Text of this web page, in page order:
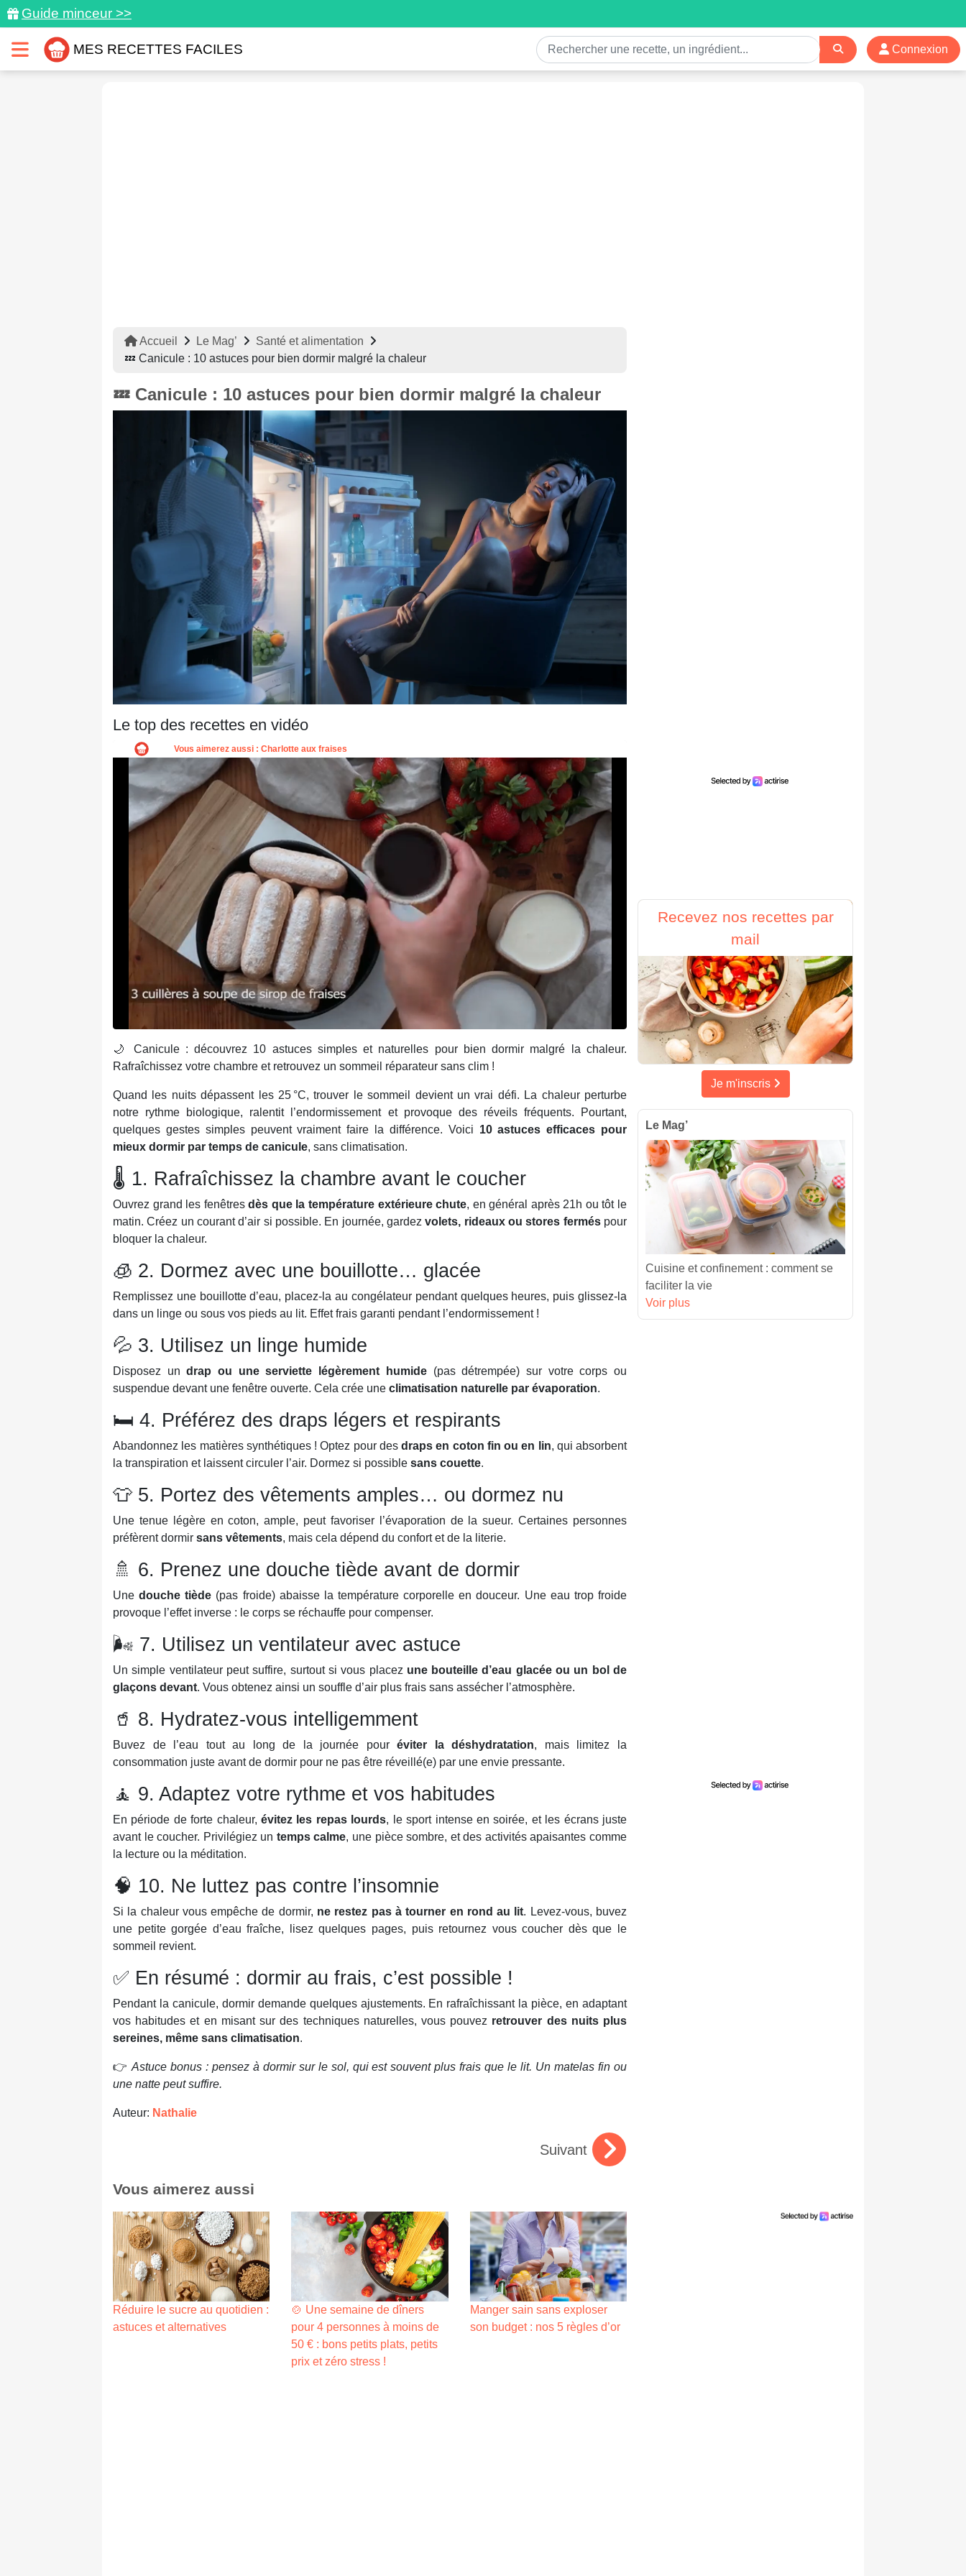
Guide minceur >>
MES RECETTES FACILES Connexion
Accueil Le Mag’
Santé et alimentation
💤 Canicule : 10 astuces pour bien dormir malgré la chaleur
💤 Canicule : 10 astuces pour bien dormir malgré la chaleur
Le top des recettes en vidéo
🌙 Canicule : découvrez 10 astuces simples et naturelles pour bien dormir malgré la chaleur.
Rafraîchissez votre chambre et retrouvez un sommeil réparateur sans clim !
Quand les nuits dépassent les 25 °C, trouver le sommeil devient un vrai défi. La chaleur perturbe
notre rythme biologique, ralentit l’endormissement et provoque des réveils fréquents. Pourtant,
quelques gestes simples peuvent vraiment faire la différence. Voici 10 astuces efficaces pour
mieux dormir par temps de canicule, sans climatisation.
🌡️ 1. Rafraîchissez la chambre avant le coucher
Ouvrez grand les fenêtresdès que la température extérieure chute, en général après 21h ou tôt le
matin. Créez un courant d’air si possible. En journée, gardezvolets, rideaux ou stores ferméspour
bloquer la chaleur.
🧊 2. Dormez avec une bouillotte… glacée
Remplissez une bouillotte d’eau, placez-la au congélateur pendant quelques heures, puis glissez-la
dans un linge ou sous vos pieds au lit. Effet frais garanti pendant l’endormissement !
💦 3. Utilisez un linge humide
Disposez undrap ou une serviette légèrement humide(pas détrempée) sur votre corps ou
suspendue devant une fenêtre ouverte. Cela crée une climatisation naturelle par évaporation.
🛏️ 4. Préférez des draps légers et respirants
Abandonnez les matières synthétiques ! Optez pour des draps en coton fin ou en lin, qui absorbent
la transpiration et laissent circuler l’air. Dormez si possible sans couette.
👕 5. Portez des vêtements amples… ou dormez nu
Une tenue légère en coton, ample, peut favoriser l’évaporation de la sueur. Certaines personnes
préfèrent dormir sans vêtements, mais cela dépend du confort et de la literie.
🚿 6. Prenez une douche tiède avant de dormir
Unedouche tiède (pas froide) abaisse la température corporelle en douceur. Une eau trop froide
provoque l’effet inverse : le corps se réchauffe pour compenser.
🌬️ 7. Utilisez un ventilateur avec astuce
Un simple ventilateur peut suffire, surtout si vous placez une bouteille d’eau glacée ou un bol de
glaçons devant. Vous obtenez ainsi un souffle d’air plus frais sans assécher l’atmosphère.
🥤 8. Hydratez-vous intelligemment
Buvez de l’eau tout au long de la journée pouréviter la déshydratation, mais limitez la
consommation juste avant de dormir pour ne pas être réveillé(e) par une envie pressante.
🧘 9. Adaptez votre rythme et vos habitudes
En période de forte chaleur,évitez les repas lourds, le sport intense en soirée, et les écrans juste
avant le coucher. Privilégiez un temps calme, une pièce sombre, et des activités apaisantes comme
la lecture ou la méditation.
🧠 10. Ne luttez pas contre l’insomnie
Si la chaleur vous empêche de dormir, ne restez pas à tourner en rond au lit. Levez-vous, buvez
une petite gorgée d’eau fraîche, lisez quelques pages, puis retournez vous coucher dès que le
sommeil revient.
✅ En résumé : dormir au frais, c’est possible !
Pendant la canicule, dormir demande quelques ajustements. En rafraîchissant la pièce, en adaptant
vos habitudes et en misant sur des techniques naturelles, vous pouvez retrouver des nuits plus
sereines, même sans climatisation.
👉 Astuce bonus : pensez à dormir sur le sol, qui est souvent plus frais que le lit. Un matelas fin ou
une natte peut suffire.
Auteur: Nathalie
Suivant
Vous aimerez aussi
Réduire le sucre au quotidien :
astuces et alternatives
🍲 Une semaine de dîners
pour 4 personnes à moins de
50 € : bons petits plats, petits
prix et zéro stress !
Manger sain sans exploser
son budget : nos 5 règles d’or
Recevez nos recettes par
mail
Je m'inscris
Le Mag’
Cuisine et confinement : comment se
faciliter la vie
Voir plus